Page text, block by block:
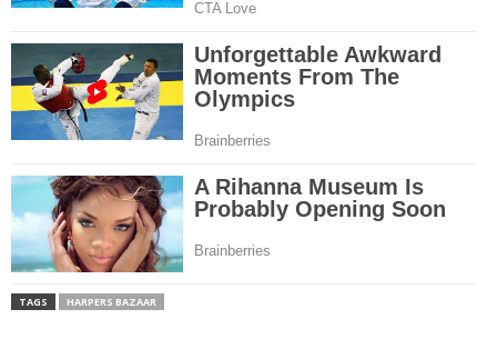
TAGS HARPERS BAZAAR